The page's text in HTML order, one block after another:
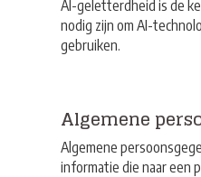
AI-geletterdheid is de
nodig zijn om AI-
gebruiken.
Algemene
Algemene
informatie die naar een